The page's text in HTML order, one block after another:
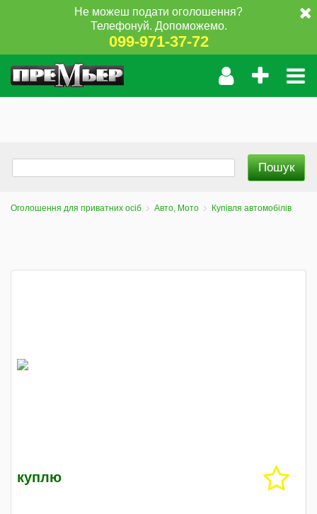
Не можеш подати оголошення?
Телефонуй. Допоможемо.
099-971-37-72
Оголошення для приватних осіб Авто, Мото Купівля автомобілів
куплю